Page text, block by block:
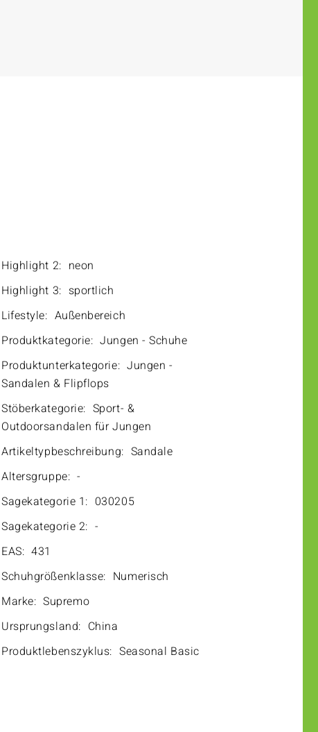
Highlight 2: neon
Highlight 3: sportlich
Lifestyle: Außenbereich
Produktkategorie: Jungen - Schuhe
Produktunterkategorie: Jungen -
Sandalen & Flipflops
Stöberkategorie: Sport- &
Outdoorsandalen für Jungen
Artikeltypbeschreibung: Sandale
Altersgruppe: -
Sagekategorie 1: 030205
Sagekategorie 2: -
EAS: 431
Schuhgrößenklasse: Numerisch
Marke: Supremo
Ursprungsland: China
Produktlebenszyklus: Seasonal Basic